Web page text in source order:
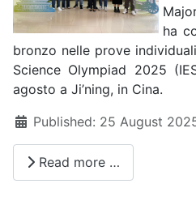
ha
bronzo nelle prove
Science Olympiad 2025
agosto a Ji’ning, in Cina.
DetailsPublished: 25 August
Read more …